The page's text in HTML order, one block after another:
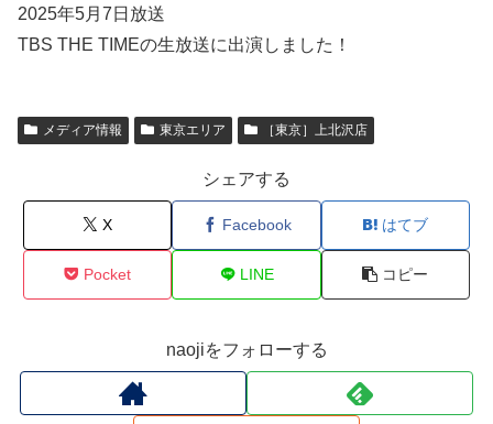
2025年5月7日放送
TBS THE TIMEの生放送に出演しました！
メディア情報 東京エリア ［東京］上北沢店
シェアする
X Facebook はてブ
Pocket LINE コピー
naojiをフォローする